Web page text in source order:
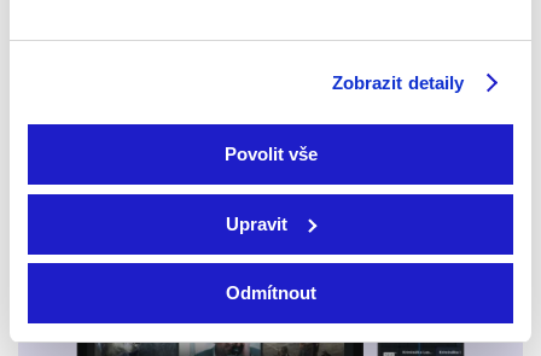
Zobrazit detaily
Povolit vše
Upravit
Odmítnout